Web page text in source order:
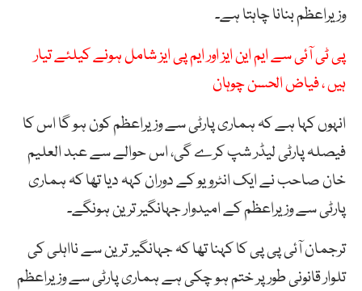
وزیراعظم بنانا چاہتا ہے۔
پی ٹی آئی سے ایم این ایز اور ایم پی ایز شامل ہونے کیلئے تیار
ہیں ، فیاض الحسن چوہان
انہوں کہا ہے کہ ہماری پارٹی سے وزیراعظم کون ہو گا اس کا
فیصلہ پارٹی لیڈر شپ کرے گی، اس حوالے سے عبد العلیم
خان صاحب نے ایک انٹرویو کے دوران کہہ دیا تھا کہ ہماری
پارٹی سے وزیراعظم کے امیدوار جہانگیر ترین ہونگے۔
ترجمان آئی پی پی کا کہنا تھا کہ جہانگیر ترین سے نااہلی کی
تلوار قانونی طور پر ختم ہو چکی ہے ہماری پارٹی سے وزیراعظم